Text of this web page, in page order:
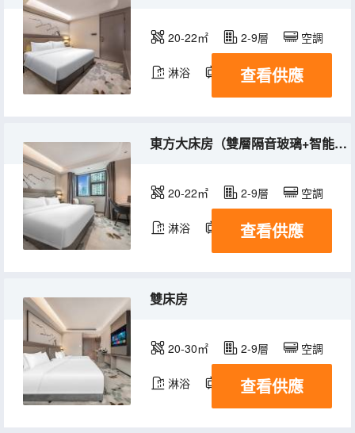
20-22㎡ 2-9層 空調
淋浴 電視機
查看供應
東方大床房（雙層隔音玻璃+智能電視投屏+乾濕分區）
20-22㎡ 2-9層 空調
淋浴 電視機
查看供應
雙床房
20-30㎡ 2-9層 空調
淋浴 電視機
查看供應